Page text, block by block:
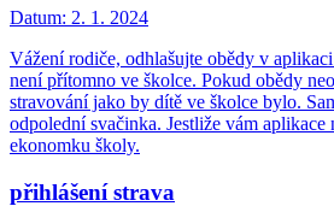
Datum: 2. 1. 2024
Vážení rodiče, odhlašujte obědy v
není přítomno ve školce. Pokud obědy
stravování jako by dítě ve školce bylo.
odpolední svačinka. Jestliže vám aplikace
ekonomku školy.
přihlášení strava